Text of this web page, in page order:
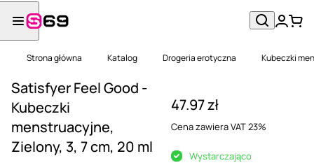
Strona główna Katalog Drogeria erotyczna Kubeczki
Satisfyer Feel Good -
Kubeczki
menstruacyjne,
Zielony, 3, 7 cm, 20 ml
47.97 zł
Cena zawiera VAT 23%
Wystarczająco